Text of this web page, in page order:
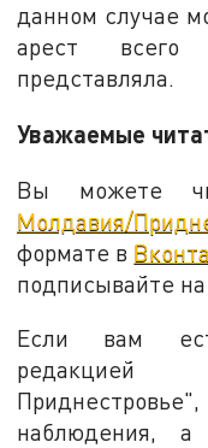
данном случае
арест всего
представляла.
Уважаемые
Вы можете
Молдавия/
формате в
подписывайте
Если вам
редакцией
наблюдения,